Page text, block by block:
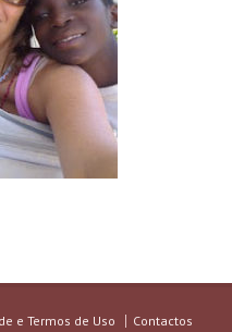
e Termos de Uso Contactos